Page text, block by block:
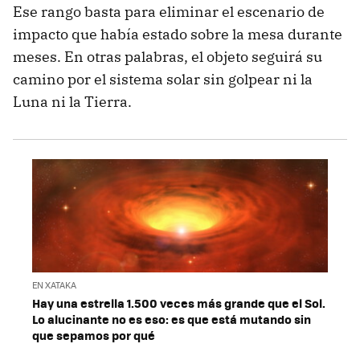
Ese rango basta para eliminar el escenario de
impacto que había estado sobre la mesa durante
meses. En otras palabras, el objeto seguirá su
camino por el sistema solar sin golpear ni la
Luna ni la Tierra.
EN XATAKA
Hay una estrella 1.500 veces más grande que el Sol.
Lo alucinante no es eso: es que está mutando sin
que sepamos por qué